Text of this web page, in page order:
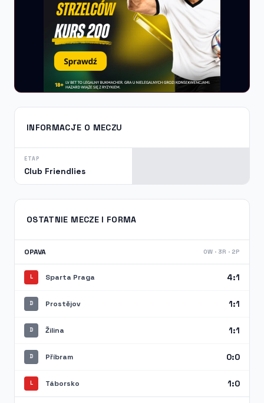
INFORMACJE O MECZU
ETAP
Club Friendlies
OSTATNIE MECZE I FORMA
OPAVA 0W · 3R · 2P
L Sparta Praga 4:1
D Prostějov 1:1
D Žilina 1:1
D Příbram 0:0
L Táborsko 1:0